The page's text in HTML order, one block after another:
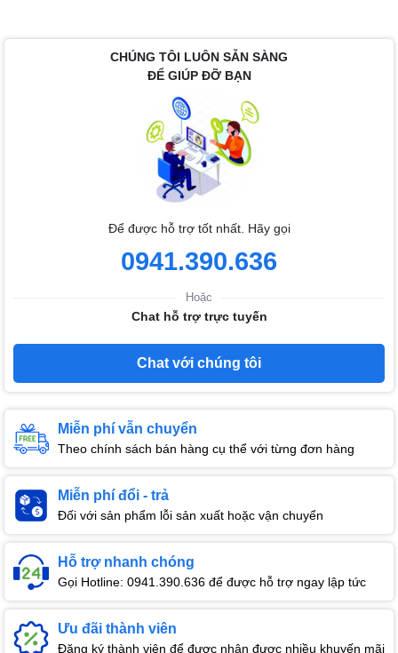
CHÚNG TÔI LUÔN SẴN SÀNG
ĐỂ GIÚP ĐỠ BẠN
Để được hỗ trợ tốt nhất. Hãy gọi
0941.390.636
Hoặc
Chat hỗ trợ trực tuyến
Chat với chúng tôi
Miễn phí vẫn chuyển
Theo chính sách bán hàng cụ thể với từng đơn hàng
Miễn phí đổi - trả
Đối với sản phẩm lỗi sản xuất hoặc vận chuyển
Hỗ trợ nhanh chóng
Gọi Hotline: 0941.390.636 để được hỗ trợ ngay lập tức
Ưu đãi thành viên
Đăng ký thành viên để được nhận được nhiều khuyến mãi